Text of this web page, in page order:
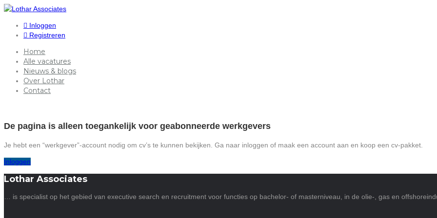
Inloggen
Registreren
Home
Alle vacatures
Nieuws & blogs
Over Lothar
Contact
De pagina is alleen toegankelijk voor geabonneerde werkgevers
Je hebt een “werkgever”-account nodig om cv’s te kunnen bekijken. Ga naar inloggen of maak een account aan en koop een cv-pakket.
Inloggen
Lothar Associates
… is specialist op het gebied van executive search en recruitment voor functies op bachelor- of masterniveau, in de olie-, gas en